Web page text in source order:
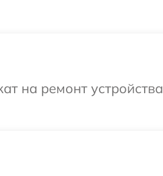
на ремонт устройства